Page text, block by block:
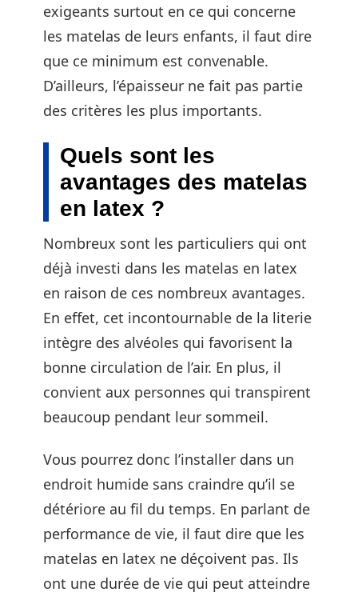
exigeants surtout en ce qui concerne
les matelas de leurs enfants, il faut dire
que ce minimum est convenable.
D’ailleurs, l’épaisseur ne fait pas partie
des critères les plus importants.
Quels sont les
avantages des matelas
en latex ?
Nombreux sont les particuliers qui ont
déjà investi dans les matelas en latex
en raison de ces nombreux avantages.
En effet, cet incontournable de la literie
intègre des alvéoles qui favorisent la
bonne circulation de l’air. En plus, il
convient aux personnes qui transpirent
beaucoup pendant leur sommeil.
Vous pourrez donc l’installer dans un
endroit humide sans craindre qu’il se
détériore au fil du temps. En parlant de
performance de vie, il faut dire que les
matelas en latex ne déçoivent pas. Ils
ont une durée de vie qui peut atteindre